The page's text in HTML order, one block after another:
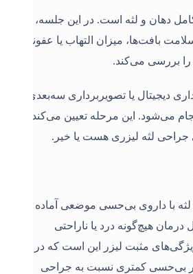
کامل دهان و لثه است. در این جلسه،
بافت‌ها، میزان التهاب یا عفونت
بررسی می‌کند.
دیجیتال یا تصویربرداری سه‌بعدی
می‌شود. این مرحله تعیین می‌کند آیا
جراحی لثه لیزری هست یا خیر .
با داروی بی‌حسی موضعی آماده
هیچ‌گونه درد یا ناراحتی
مثبت لیزر این است که در
بی‌حسی کمتری نسبت به جراحی